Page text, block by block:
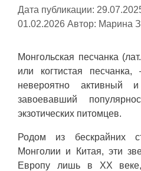
Дата публикации:
01.02.2026 Автор: Марина
Монгольская песчанка
или когтистая
невероятно активный
завоевавший
экзотических питомцев.
Родом из бескрайних
Монголии и Китая, эти
Европу лишь в XX